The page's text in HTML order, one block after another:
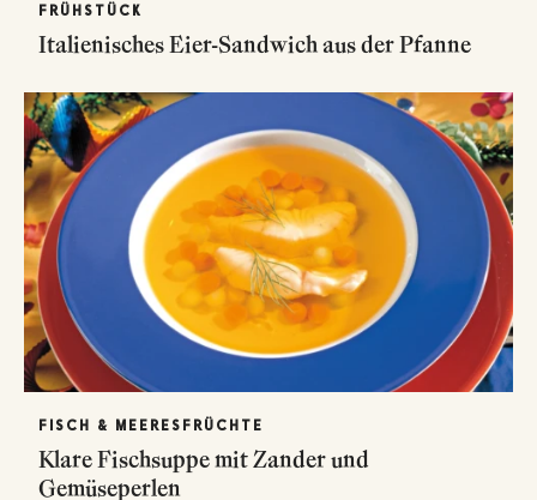
FRÜHSTÜCK
Italienisches Eier-Sandwich aus der Pfanne
FISCH & MEERESFRÜCHTE
Klare Fischsuppe mit Zander und
Gemüseperlen